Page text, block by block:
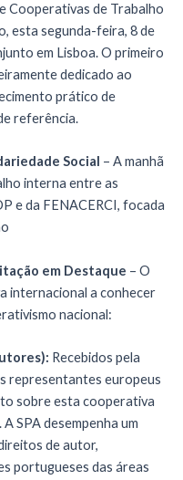
Cooperativas de Trabalho
esta segunda-feira, 8 de
em Lisboa. O primeiro
dedicado ao
prático de
referência.
Social – A manhã
interna entre as
e da FENACERCI, focada
em Destaque – O
internacional a conhecer
nacional:
Recebidos pela
representantes europeus
sobre esta cooperativa
SPA desempenha um
de autor,
portugueses das áreas